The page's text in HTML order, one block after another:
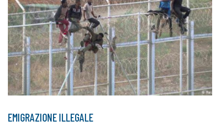
EMIGRAZIONE ILLEGALE